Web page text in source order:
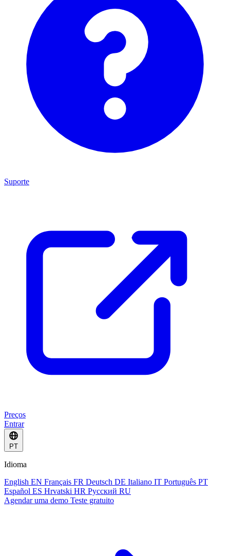
Suporte
Preços
Entrar
PT
Idioma
English EN Français FR Deutsch DE Italiano IT Português PT
Español ES Hrvatski HR Русский RU
Agendar uma demo Teste gratuito